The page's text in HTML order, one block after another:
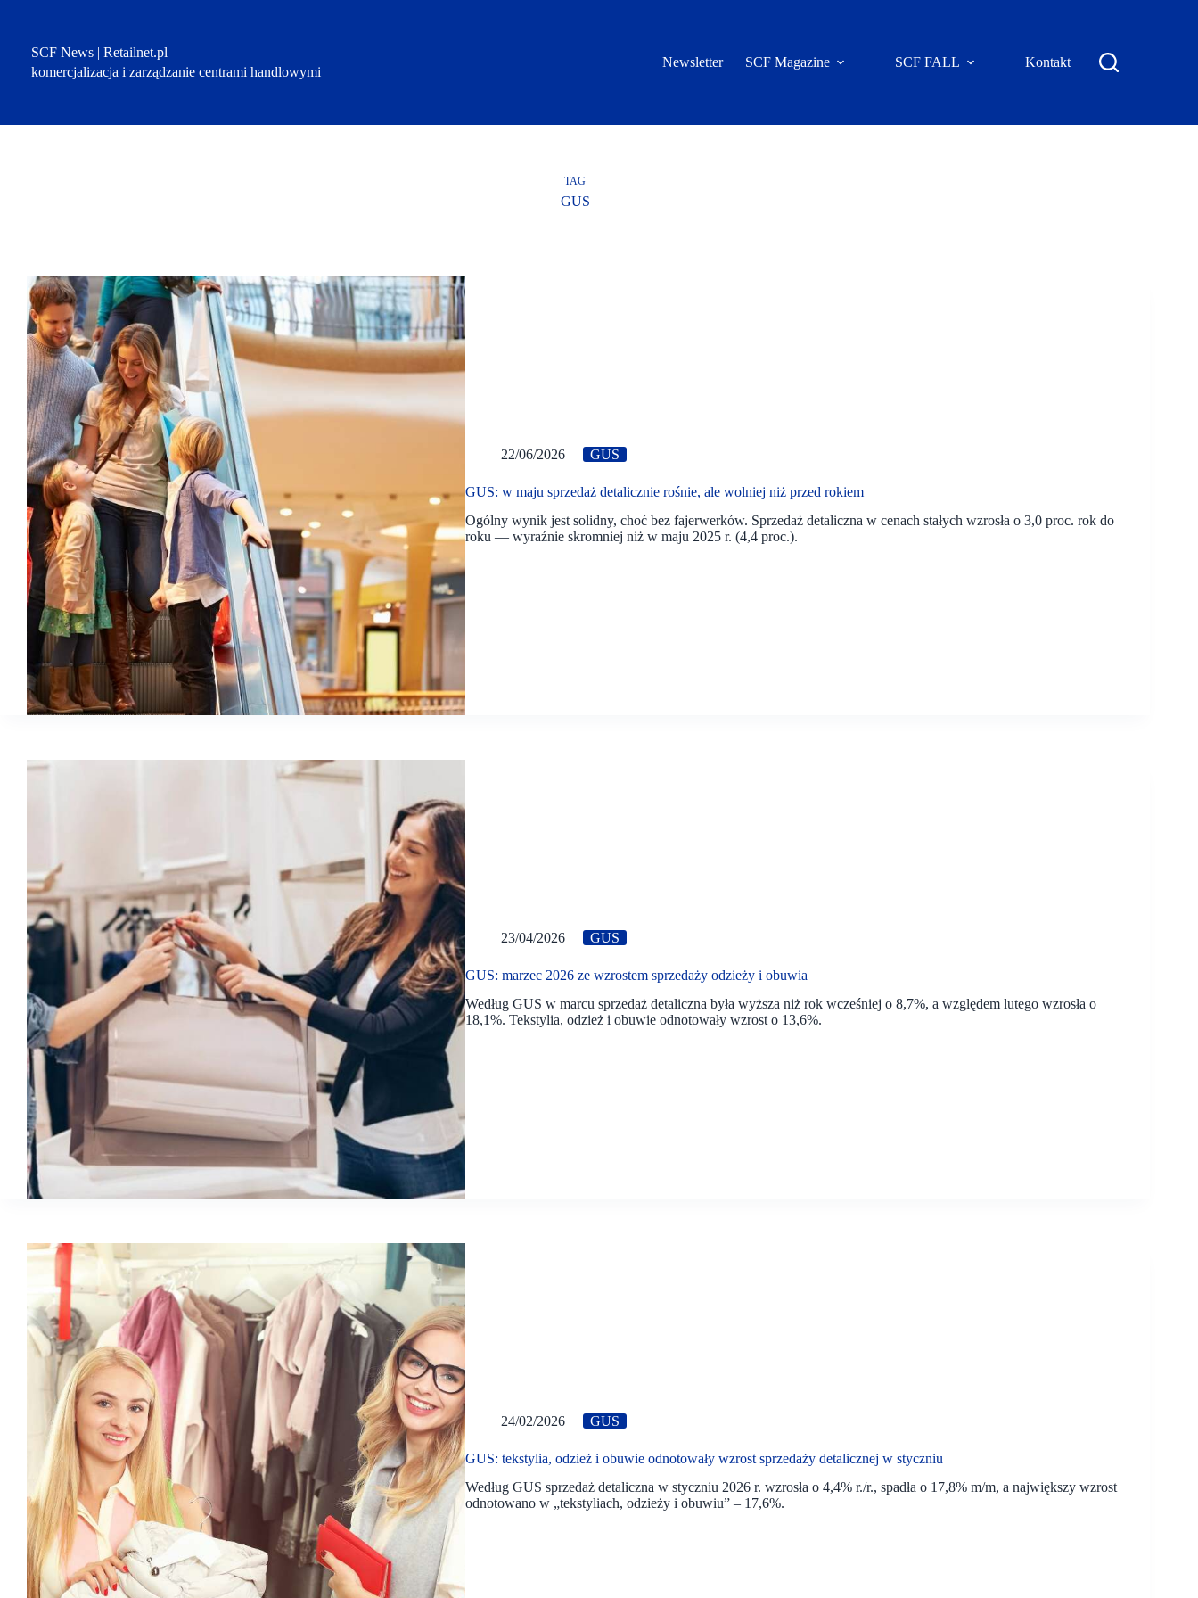
SCF News | Retailnet.pl
komercjalizacja i zarządzanie centrami handlowymi
Newsletter SCF Magazine SCF FALL Kontakt
TAG
GUS
22/06/2026 GUS
GUS: w maju sprzedaż detalicznie rośnie, ale wolniej niż przed rokiem
Ogólny wynik jest solidny, choć bez fajerwerków. Sprzedaż detaliczna w cenach stałych wzrosła o 3,0 proc. rok do
roku — wyraźnie skromniej niż w maju 2025 r. (4,4 proc.).
23/04/2026 GUS
GUS: marzec 2026 ze wzrostem sprzedaży odzieży i obuwia
Według GUS w marcu sprzedaż detaliczna była wyższa niż rok wcześniej o 8,7%, a względem lutego wzrosła o
18,1%. Tekstylia, odzież i obuwie odnotowały wzrost o 13,6%.
24/02/2026 GUS
GUS: tekstylia, odzież i obuwie odnotowały wzrost sprzedaży detalicznej w styczniu
Według GUS sprzedaż detaliczna w styczniu 2026 r. wzrosła o 4,4% r./r., spadła o 17,8% m/m, a największy wzrost
odnotowano w „tekstyliach, odzieży i obuwiu” – 17,6%.